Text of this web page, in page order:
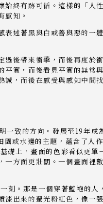
終有跡可循。這樣的「人
感知。
述著黑與白或善與惡的一
後帶來衝擊，而後再度於
實，而後看見平實的無常
，而後在感受與感知中間
致的方向。發展至19年成
水邊的主題，蘊含了人
礎上，畫面的色彩看似更單
方面更壯闊。一個畫面裡
。那是一個穿著藍袍的人
出來的螢光粉紅色，像一